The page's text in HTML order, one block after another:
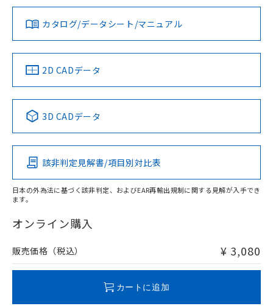
ダウンロードデータをご利用いただく前に、以下を必ずお読
みください。
ソフトウェアの使用条件
対応済み
中国 RoHS 注意事項・凡例
Pb Hg Cd Cr(VI)
O
在庫等で未対応品が混在する可能性があります。
問い合わせください。
カタログ/データシート/マニュアル
2D CADデータ
3D CADデータ
該非判定見解書/項目別対比表
日本の外為法に基づく該非判定、およびEAR再輸出規制に関する見解が入手でき
ます。
オンライン購入
販売価格（税込） ¥ 3,080
カートに追加